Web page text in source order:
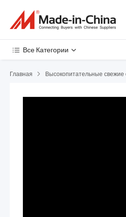
Все Категории
Главная Высокопитательные